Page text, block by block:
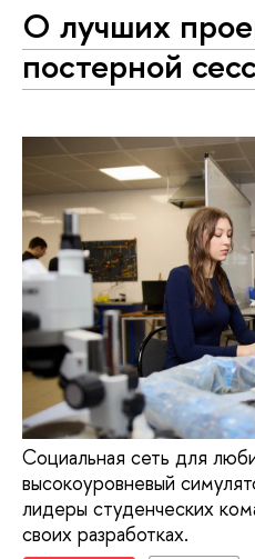
О лучших
постерной
Социальная сеть для
высокоуровневый
лидеры студенческих
своих разработках.